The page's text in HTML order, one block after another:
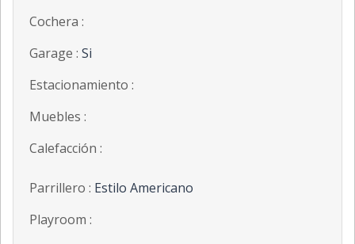
Cochera :
Garage : Si
Estacionamiento :
Muebles :
Calefacción :
Parrillero : Estilo Americano
Playroom :